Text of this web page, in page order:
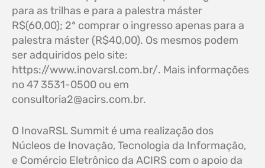
para as trilhas e para a palestra máster
R$(60,00); 2ª comprar o ingresso apenas para a
palestra máster (R$40,00). Os mesmos podem
ser adquiridos pelo site:
https://www.inovarsl.com.br/. Mais informações
no 47 3531-0500 ou em
consultoria2@acirs.com.br.
O InovaRSL Summit é uma realização dos
Núcleos de Inovação, Tecnologia da Informação,
e Comércio Eletrônico da ACIRS com o apoio da